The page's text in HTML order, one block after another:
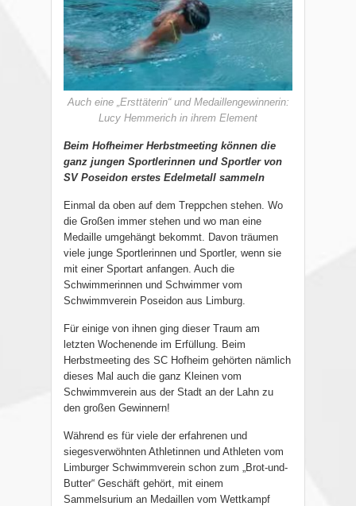
Auch eine „Ersttäterin“ und Medaillengewinnerin:
Lucy Hemmerich in ihrem Element
Beim Hofheimer Herbstmeeting können die
ganz jungen Sportlerinnen und Sportler von
SV Poseidon erstes Edelmetall sammeln
Einmal da oben auf dem Treppchen stehen. Wo
die Großen immer stehen und wo man eine
Medaille umgehängt bekommt. Davon träumen
viele junge Sportlerinnen und Sportler, wenn sie
mit einer Sportart anfangen. Auch die
Schwimmerinnen und Schwimmer vom
Schwimmverein Poseidon aus Limburg.
Für einige von ihnen ging dieser Traum am
letzten Wochenende im Erfüllung. Beim
Herbstmeeting des SC Hofheim gehörten nämlich
dieses Mal auch die ganz Kleinen vom
Schwimmverein aus der Stadt an der Lahn zu
den großen Gewinnern!
Während es für viele der erfahrenen und
siegesverwöhnten Athletinnen und Athleten vom
Limburger Schwimmverein schon zum „Brot-und-
Butter“ Geschäft gehört, mit einem
Sammelsurium an Medaillen vom Wettkampf